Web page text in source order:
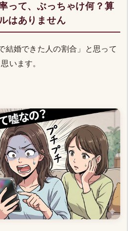
って、ぶっちゃけ何？算
はありません
結婚できた人の割合」と思って
います。